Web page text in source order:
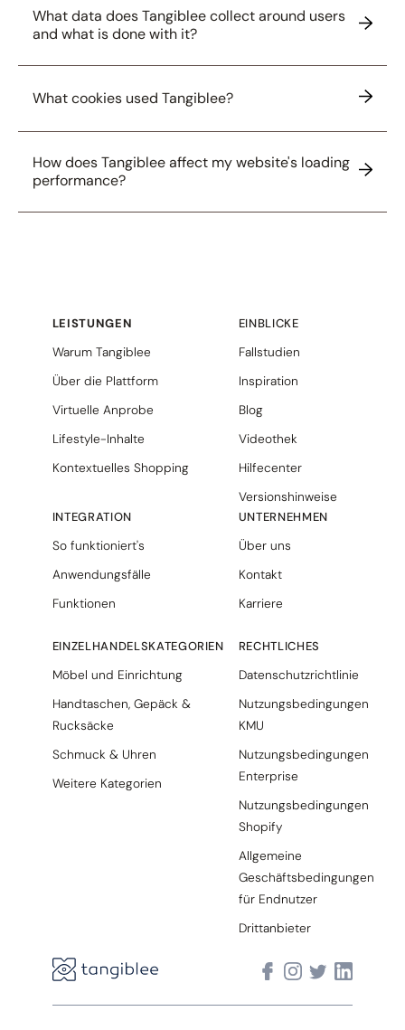
What data does Tangiblee collect around users
and what is done with it?
What cookies used Tangiblee?
How does Tangiblee affect my website's loading
performance?
LEISTUNGEN
Warum Tangiblee
Über die Plattform
Virtuelle Anprobe
Lifestyle-Inhalte
Kontextuelles Shopping
INTEGRATION
So funktioniert's
Anwendungsfälle
Funktionen
EINZELHANDELSKATEGORIEN
Möbel und Einrichtung
Handtaschen, Gepäck &
Rucksäcke
Schmuck & Uhren
Weitere Kategorien
EINBLICKE
Fallstudien
Inspiration
Blog
Videothek
Hilfecenter
Versionshinweise
UNTERNEHMEN
Über uns
Kontakt
Karriere
RECHTLICHES
Datenschutzrichtlinie
Nutzungsbedingungen
KMU
Nutzungsbedingungen
Enterprise
Nutzungsbedingungen
Shopify
Allgemeine
Geschäftsbedingungen
für Endnutzer
Drittanbieter